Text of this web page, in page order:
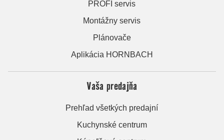
PROFI servis
Montážny servis
Plánovače
Aplikácia HORNBACH
Vaša predajňa
Prehľad všetkých predajní
Kuchynské centrum